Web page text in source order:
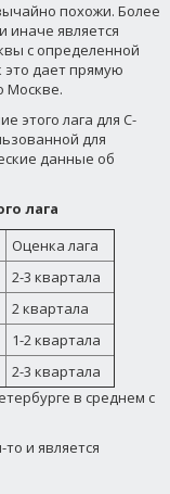
похожи. Более
иначе является
с определенной
это дает прямую
Москве.
этого лага для С-
для
данные об
лага
Оценка лага
2-3 квартала
2 квартала
1-2 квартала
2-3 квартала
в среднем с
и является